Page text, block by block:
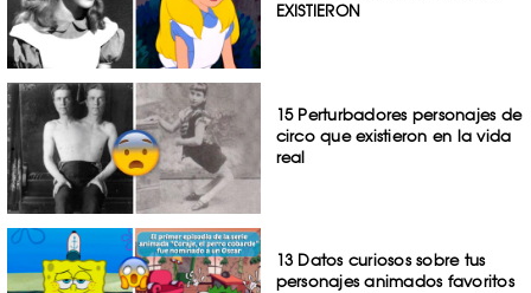
EXISTIERON
15 Perturbadores personajes de
circo que existieron en la vida
real
13 Datos curiosos sobre tus
personajes animados favoritos